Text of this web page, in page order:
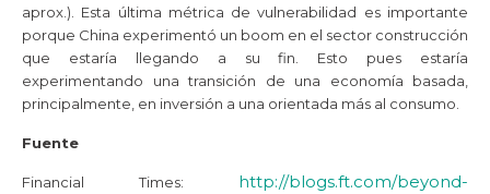
aprox.). Esta última métrica de vulnerabilidad es importante
porque China experimentó un boom en el sector construcción
que estaría llegando a su fin. Esto pues estaría
experimentando una transición de una economía basada,
principalmente, en inversión a una orientada más al consumo.
Fuente
Financial Times: http://blogs.ft.com/beyond-